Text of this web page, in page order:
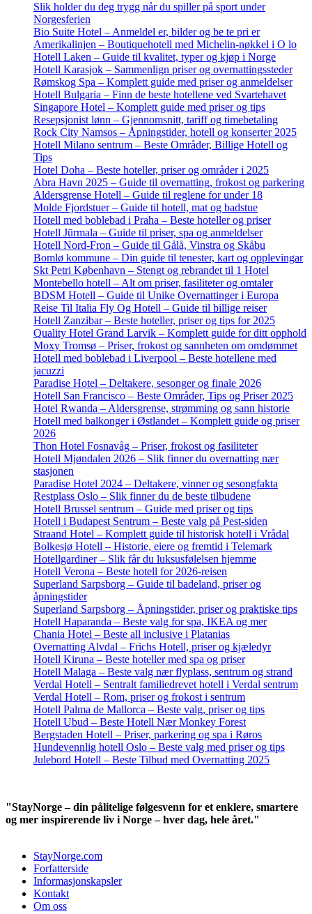
Slik holder du deg trygg når du spiller på sport under
Norgesferien
Bio Suite Hotel – Anmeldel er, bilder og be te pri er
Amerikalinjen – Boutiquehotell med Michelin-nøkkel i O lo
Hotell Laken – Guide til kvalitet, typer og kjøp i Norge
Hotell Karasjok – Sammenlign priser og overnattingssteder
Rømskog Spa – Komplett guide med priser og anmeldelser
Hotell Bulgaria – Finn de beste hotellene ved Svartehavet
Singapore Hotel – Komplett guide med priser og tips
Resepsjonist lønn – Gjennomsnitt, tariff og timebetaling
Rock City Namsos – Åpningstider, hotell og konserter 2025
Hotell Milano sentrum – Beste Områder, Billige Hotell og
Tips
Hotel Doha – Beste hoteller, priser og områder i 2025
Abra Havn 2025 – Guide til overnatting, frokost og parkering
Aldersgrense Hotell – Guide til reglene for under 18
Molde Fjordstuer – Guide til hotell, mat og badstue
Hotell med boblebad i Praha – Beste hoteller og priser
Hotell Jūrmala – Guide til priser, spa og anmeldelser
Hotell Nord-Fron – Guide til Gålå, Vinstra og Skåbu
Bomlø kommune – Din guide til tenester, kart og opplevingar
Skt Petri København – Stengt og rebrandet til 1 Hotel
Montebello hotell – Alt om priser, fasiliteter og omtaler
BDSM Hotell – Guide til Unike Overnattinger i Europa
Reise Til Italia Fly Og Hotell – Guide til billige reiser
Hotell Zanzibar – Beste hoteller, priser og tips for 2025
Quality Hotel Grand Larvik – Komplett guide for ditt opphold
Moxy Tromsø – Priser, frokost og sannheten om omdømmet
Hotell med boblebad i Liverpool – Beste hotellene med
jacuzzi
Paradise Hotel – Deltakere, sesonger og finale 2026
Hotell San Francisco – Beste Områder, Tips og Priser 2025
Hotel Rwanda – Aldersgrense, strømming og sann historie
Hotell med balkonger i Østlandet – Komplett guide og priser
2026
Thon Hotel Fosnavåg – Priser, frokost og fasiliteter
Hotell Mjøndalen 2026 – Slik finner du overnatting nær
stasjonen
Paradise Hotel 2024 – Deltakere, vinner og sesongfakta
Restplass Oslo – Slik finner du de beste tilbudene
Hotell Brussel sentrum – Guide med priser og tips
Hotell i Budapest Sentrum – Beste valg på Pest-siden
Straand Hotel – Komplett guide til historisk hotell i Vrådal
Bolkesjø Hotell – Historie, eiere og fremtid i Telemark
Hotellgardiner – Slik får du luksusfølelsen hjemme
Hotell Verona – Beste hotell for 2026-reisen
Superland Sarpsborg – Guide til badeland, priser og
åpningstider
Superland Sarpsborg – Åpningstider, priser og praktiske tips
Hotell Haparanda – Beste valg for spa, IKEA og mer
Chania Hotel – Beste all inclusive i Platanias
Overnatting Alvdal – Frichs Hotell, priser og kjæledyr
Hotell Kiruna – Beste hoteller med spa og priser
Hotell Malaga – Beste valg nær flyplass, sentrum og strand
Verdal Hotell – Sentralt familiedrevet hotell i Verdal sentrum
Verdal Hotell – Rom, priser og frokost i sentrum
Hotell Palma de Mallorca – Beste valg, priser og tips
Hotell Ubud – Beste Hotell Nær Monkey Forest
Bergstaden Hotell – Priser, parkering og spa i Røros
Hundevennlig hotell Oslo – Beste valg med priser og tips
Julebord Hotell – Beste Tilbud med Overnatting 2025
"StayNorge – din pålitelige følgesvenn for et enklere, smartere
og mer inspirerende liv i Norge – hver dag, hele året."
StayNorge.com
Forfatterside
Informasjonskapsler
Kontakt
Om oss